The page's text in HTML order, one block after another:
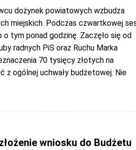
dożynek powiatowych wzbudza
miejskich. Podczas czwartkowej
tym ponad godzinę. Zaczęło się od
radnych PiS oraz Ruchu Marka
70 tysięcy złotych na
z ogólnej uchwały budżetowej. Nie
wniosku do Budżetu